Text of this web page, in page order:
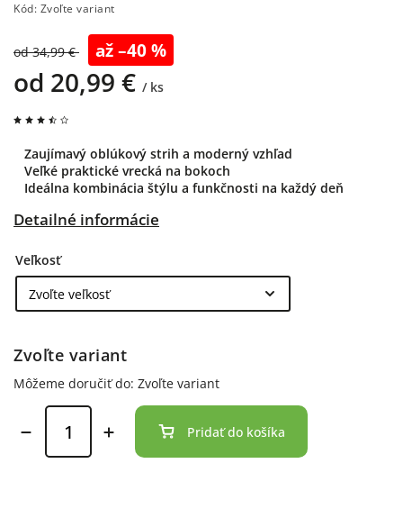
Kód: Zvoľte variant
od 34,99 € až –40 %
od 20,99 € / ks
Zaujímavý oblúkový strih a moderný vzhľad
Veľké praktické vrecká na bokoch
Ideálna kombinácia štýlu a funkčnosti na každý deň
Detailné informácie
Veľkosť
Zvoľte variant
Môžeme doručiť do: Zvoľte variant
Pridať do košíka